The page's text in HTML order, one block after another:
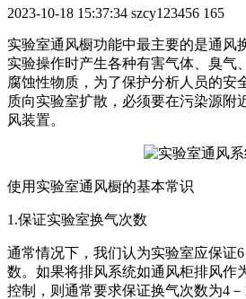
2023-10-18 15:37:34 szcy123456 165
实验室通风橱功能中最主要的是通风
实验操作时产生各种有害气体、臭气
腐蚀性物质，为了保护分析人员的安
质向实验室扩散，必须要在污染源附
风装置。
使用实验室通风橱的基本常识
1.保证实验室换气次数
通常情况下，我们认为实验室应保证
数。如果将排风系统如通风柜排风作
控制，则通常要求保证换气次数为4